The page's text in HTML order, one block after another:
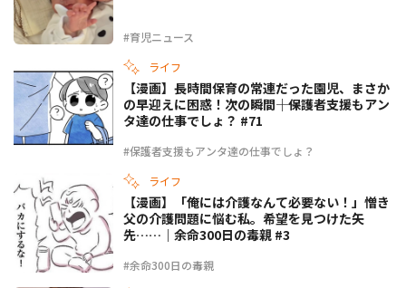
#育児ニュース
ライフ
#保護者支援もアンタ達の仕事でしょ？
【漫画】長時間保育の常連だった園児、まさか
の早迎えに困惑！次の瞬間――｜保護者支援もアン
タ達の仕事でしょ？ #71
ライフ
#余命300日の毒親
【漫画】「俺には介護なんて必要ない！」憎き
父の介護問題に悩む私。希望を見つけた矢
先……｜余命300日の毒親 #3